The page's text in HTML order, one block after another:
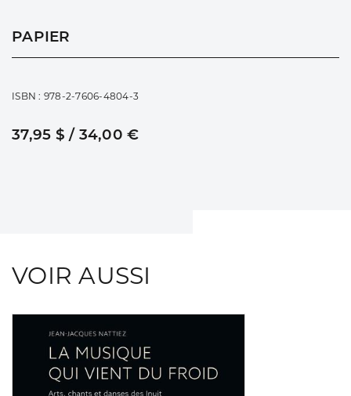
PAPIER
ISBN : 978-2-7606-4804-3
37,95 $ / 34,00 €
VOIR AUSSI